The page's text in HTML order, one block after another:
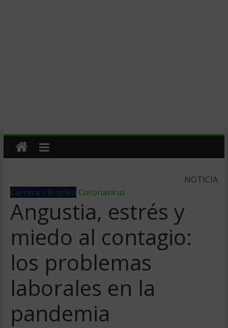
NOTICIA
Carrera y Empleo Coronavirus
Angustia, estrés y
miedo al contagio:
los problemas
laborales en la
pandemia